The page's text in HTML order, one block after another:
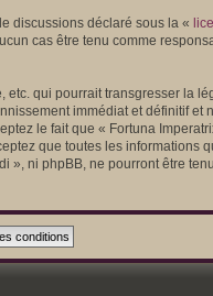
discussions déclaré sous la «
cas être tenu comme
qui pourrait transgresser la
immédiat et définitif et
le fait que « Fortuna
que toutes les
ni phpBB, ne pourront être